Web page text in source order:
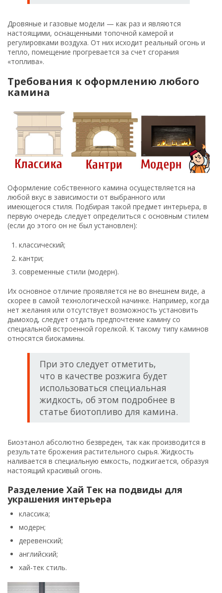
Дровяные и газовые модели — как раз и являются
настоящими, оснащенными топочной камерой и
регулировками воздуха. От них исходит реальный огонь и
тепло, помещение прогревается за счет сгорания
«топлива».
Требования к оформлению любого
камина
Оформление собственного камина осуществляется на
любой вкус в зависимости от выбранного или
имеющегося стиля. Подбирая такой предмет интерьера, в
первую очередь следует определиться с основным стилем
(если до этого он не был установлен):
классический;
кантри;
современные стили (модерн).
Их основное отличие проявляется не во внешнем виде, а
скорее в самой технологической начинке. Например, когда
нет желания или отсутствует возможность установить
дымоход, следует отдать предпочтение камину со
специальной встроенной горелкой. К такому типу каминов
относятся биокамины.
При это следует отметить,
что в качестве розжига будет
использоваться специальная
жидкость, об этом подробнее в
статье биотопливо для камина.
Биоэтанол абсолютно безвреден, так как производится в
результате брожения растительного сырья. Жидкость
наливается в специальную емкость, поджигается, образуя
настоящий красивый огонь.
Разделение Хай Тек на подвиды для
украшения интерьера
классика;
модерн;
деревенский;
английский;
хай-тек стиль.